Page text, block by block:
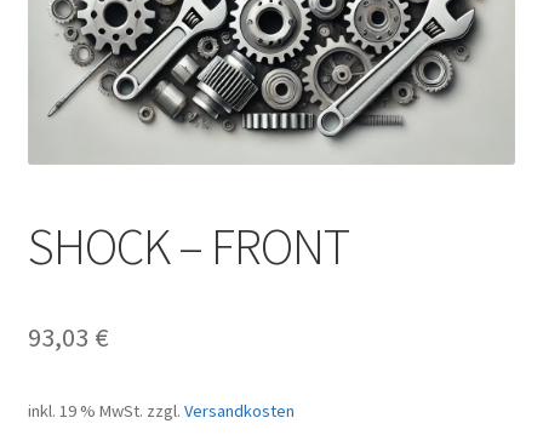
SHOCK – FRONT
93,03 €
inkl. 19 % MwSt. zzgl. Versandkosten